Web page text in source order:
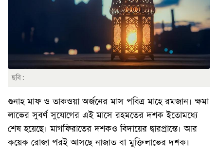
ছবি:
গুনাহ মাফ ও তাকওয়া অর্জনের মাস পবিত্র মাহে রমজান। ক্ষমা
লাভের সুবর্ণ সুযোগের এই মাসে রহমতের দশক ইতোমধ্যে
শেষ হয়েছে। মাগফিরাতের দশকও বিদায়ের দ্বারপ্রান্তে। আর
কয়েক রোজা পরই আসছে নাজাত বা মুক্তিলাভের দশক।